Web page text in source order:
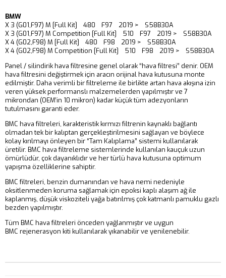
BMW
X 3 (G01,F97) M [Full Kit] 480 F97 2019 > S58B30A
X 3 (G01,F97) M Competition [Full Kit] 510 F97 2019 > S58B30A
X 4 (G02,F98) M [Full Kit] 480 F98 2019 > S58B30A
X 4 (G02,F98) M Competition [Full Kit] 510 F98 2019 > S58B30A
Panel / silindirik hava filtresine genel olarak “hava filtresi” denir. OEM
hava filtresini değiştirmek için aracın orijinal hava kutusuna monte
edilmiştir. Daha verimli bir filtreleme ile birlikte artan hava akışına izin
veren yüksek performanslı malzemelerden yapılmıştır ve 7
mikrondan (OEM’in 10 mikron) kadar küçük tüm adezyonların
tutulmasını garanti eder.
BMC hava filtreleri, karakteristik kırmızı filtrenin kaynaklı bağlantı
olmadan tek bir kalıptan gerçekleştirilmesini sağlayan ve böylece
kolay kırılmayı önleyen bir “Tam Kalıplama” sistemi kullanılarak
üretilir. BMC hava filtreleme sistemlerinde kullanılan kauçuk uzun
ömürlüdür, çok dayanıklıdır ve her türlü hava kutusuna optimum
yapışma özelliklerine sahiptir.
BMC filtreleri, benzin dumanından ve hava nemi nedeniyle
oksitlenmeden koruma sağlamak için epoksi kaplı alaşım ağ ile
kaplanmış, düşük viskoziteli yağa batırılmış çok katmanlı pamuklu gazlı
bezden yapılmıştır.
Tüm BMC hava filtreleri önceden yağlanmıştır ve uygun
BMC rejenerasyon kiti kullanılarak yıkanabilir ve yenilenebilir.